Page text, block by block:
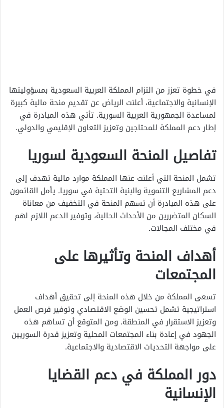
في خطوة تعزز من التزام المملكة العربية السعودية بمسؤوليتها
الإنسانية والاجتماعية، أعلنت الرياض عن تقديم منحة مالية كبيرة
لمساعدة الجمهورية العربية السورية. تأتي هذه المبادرة في
إطار دعم المملكة للمحتاجين وتعزيز التعاون الإقليمي والدولي.
تفاصيل المنحة السعودية لسوريا
تشمل المنحة التي أعلنت عنها المملكة موارد مالية تهدف إلى
دعم المشاريع التنموية والبنية التحتية في سوريا. يأمل القائمون
على هذه المبادرة أن تسهم المنحة في التخفيف من معاناة
السكان المتضررين من الأحداث الحالية، وتوفير الدعم اللازم لهم
في مختلف المجالات.
أهداف المنحة وتأثيرها على
المجتمعات
تسعى المملكة من خلال هذه المنحة إلى تحقيق أهداف
استراتيجية تشمل تحسين الوضع الاقتصادي وتوفير فرص العمل
وتعزيز الاستقرار في المنطقة. ومن المتوقع أن تساهم هذه
الجهود في إعادة بناء المجتمعات المحلية وتعزيز قدرة السوريين
على مواجهة التحديات الاقتصادية والاجتماعية.
دور المملكة في دعم القضايا
الإنسانية